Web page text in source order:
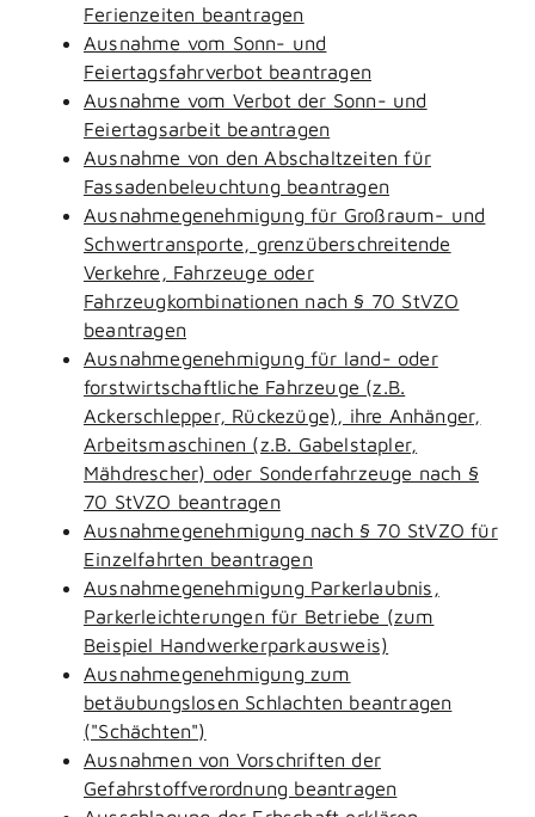
Ferienzeiten beantragen
Ausnahme vom Sonn- und
Feiertagsfahrverbot beantragen
Ausnahme vom Verbot der Sonn- und
Feiertagsarbeit beantragen
Ausnahme von den Abschaltzeiten für
Fassadenbeleuchtung beantragen
Ausnahmegenehmigung für Großraum- und
Schwertransporte, grenzüberschreitende
Verkehre, Fahrzeuge oder
Fahrzeugkombinationen nach § 70 StVZO
beantragen
Ausnahmegenehmigung für land- oder
forstwirtschaftliche Fahrzeuge (z.B.
Ackerschlepper, Rückezüge), ihre Anhänger,
Arbeitsmaschinen (z.B. Gabelstapler,
Mähdrescher) oder Sonderfahrzeuge nach §
70 StVZO beantragen
Ausnahmegenehmigung nach § 70 StVZO für
Einzelfahrten beantragen
Ausnahmegenehmigung Parkerlaubnis,
Parkerleichterungen für Betriebe (zum
Beispiel Handwerkerparkausweis)
Ausnahmegenehmigung zum
betäubungslosen Schlachten beantragen
("Schächten")
Ausnahmen von Vorschriften der
Gefahrstoffverordnung beantragen